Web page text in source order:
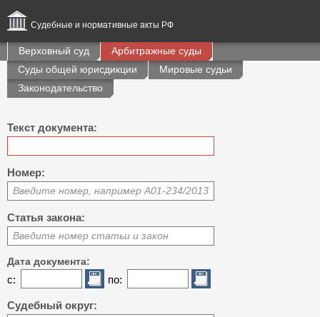
Судебные и нормативные акты РФ
Верховный суд
Арбитражные суды
Суды общей юрисдикции
Мировые судьи
Законодательство
Текст документа:
Номер:
Введите номер, например А01-234/2013
Статья закона:
Введите номер статьи и закон
Дата документа:
с: по:
Судебный округ: